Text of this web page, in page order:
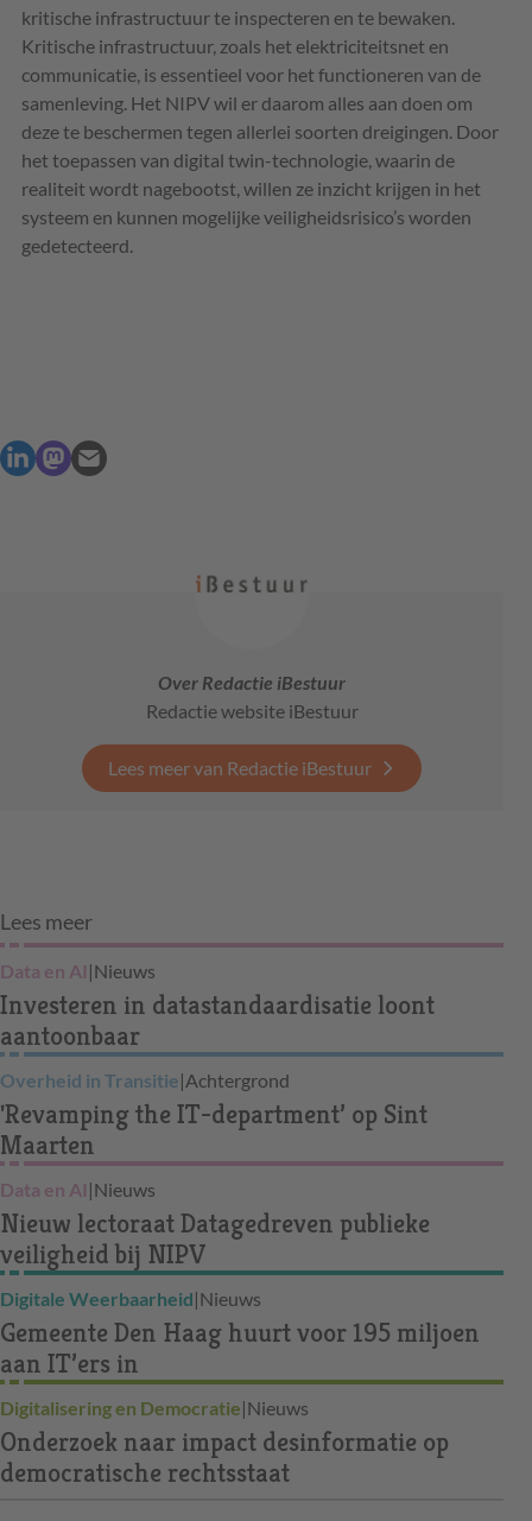
kritische infrastructuur te inspecteren en te bewaken.
Kritische infrastructuur, zoals het elektriciteitsnet en
communicatie, is essentieel voor het functioneren van de
samenleving. Het NIPV wil er daarom alles aan doen om
deze te beschermen tegen allerlei soorten dreigingen. Door
het toepassen van digital twin-technologie, waarin de
realiteit wordt nagebootst, willen ze inzicht krijgen in het
systeem en kunnen mogelijke veiligheidsrisico’s worden
gedetecteerd.
Over Redactie iBestuur
Redactie website iBestuur
Lees meer van Redactie iBestuur
Lees meer
Data en AI |Nieuws
Investeren in datastandaardisatie loont
aantoonbaar
Overheid in Transitie|Achtergrond
'Revamping the IT-department’ op Sint
Maarten
Data en AI |Nieuws
Nieuw lectoraat Datagedreven publieke
veiligheid bij NIPV
Digitale Weerbaarheid|Nieuws
Gemeente Den Haag huurt voor 195 miljoen
aan IT’ers in
Digitalisering en Democratie|Nieuws
Onderzoek naar impact desinformatie op
democratische rechtsstaat